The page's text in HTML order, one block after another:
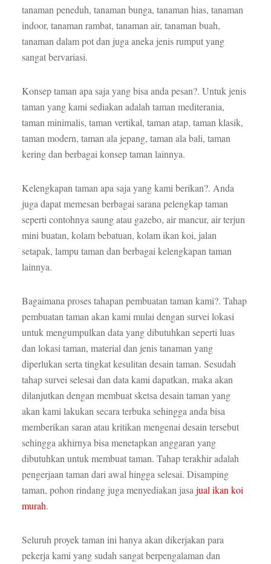
tanaman peneduh, tanaman bunga, tanaman hias, tanaman
indoor, tanaman rambat, tanaman air, tanaman buah,
tanaman dalam pot dan juga aneka jenis rumput yang
sangat bervariasi.
Konsep taman apa saja yang bisa anda pesan?. Untuk jenis
taman yang kami sediakan adalah taman mediterania,
taman minimalis, taman vertikal, taman atap, taman klasik,
taman modern, taman ala jepang, taman ala bali, taman
kering dan berbagai konsep taman lainnya.
Kelengkapan taman apa saja yang kami berikan?. Anda
juga dapat memesan berbagai sarana pelengkap taman
seperti contohnya saung atau gazebo, air mancur, air terjun
mini buatan, kolam bebatuan, kolam ikan koi, jalan
setapak, lampu taman dan berbagai kelengkapan taman
lainnya.
Bagaimana proses tahapan pembuatan taman kami?. Tahap
pembuatan taman akan kami mulai dengan survei lokasi
untuk mengumpulkan data yang dibutuhkan seperti luas
dan lokasi taman, material dan jenis tanaman yang
diperlukan serta tingkat kesulitan desain taman. Sesudah
tahap survei selesai dan data kami dapatkan, maka akan
dilanjutkan dengan membuat sketsa desain taman yang
akan kami lakukan secara terbuka sehingga anda bisa
memberikan saran atau kritikan mengenai desain tersebut
sehingga akhirnya bisa menetapkan anggaran yang
dibutuhkan untuk membuat taman. Tahap terakhir adalah
pengerjaan taman dari awal hingga selesai. Disamping
taman, pohon rindang juga menyediakan jasajual ikan koi
murah.
Seluruh proyek taman ini hanya akan dikerjakan para
pekerja kami yang sudah sangat berpengalaman dan